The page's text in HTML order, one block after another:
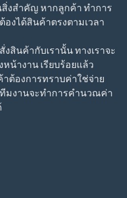
สิ่งสำคัญ หากลูกค้า ทำการ
องได้สินค้าตรงตามเวลา
งสินค้ากับเรานั้น ทางเราจะ
หน้างาน เรียบร้อยแล้ว
ต้องการทราบค่าใช่จ่าย
มงานจะทำการคำนวณค่า